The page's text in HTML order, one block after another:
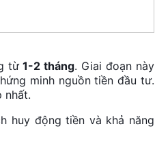
từ1-2 tháng. Giai đoạn này
minh nguồn tiền đầu tư.
nhất.
huy động tiền và khả năng